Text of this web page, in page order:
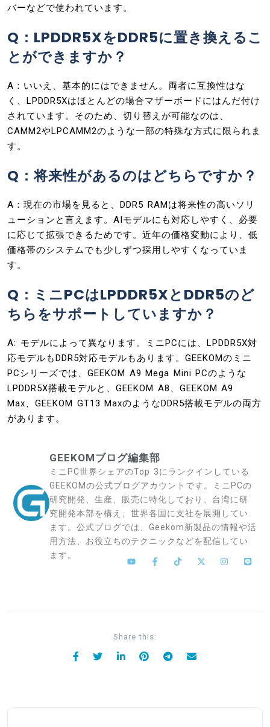
バーなどで使われています。
Q：LPDDR5XをDDR5に置き換えるこ
とができますか？
A：いいえ、基本的にはできません。両者に互換性はな
く、LPDDR5Xはほとんどの場合マザーボードにはんだ付け
されています。そのため、切り替えが可能なのは、
CAMM2やLPCAMM2のような一部の特殊な方式に限られま
す。
Q：将来性があるのはどちらですか？
A：現在の市場を見ると、DDR5 RAMは将来性の高いソリ
ューションと言えます。AIモデルにも対応しやすく、必要
に応じて拡張できるためです。近年の価格変動により、低
価格帯のシステムでも少しずつ採用しやすくなっていま
す。
Q：ミニPCはLPDDR5XとDDR5のど
ちらをサポートしていますか？
A: モデルによって異なります。ミニPCには、LPDDR5X対
応モデルもDDR5対応モデルもあります。GEEKOMのミニ
PCシリーズでは、GEEKOM A9 Mega Mini PCのような
LPDDR5X搭載モデルと、GEEKOM A8、GEEKOM A9
Max、GEEKOM GT13 MaxのようなDDR5搭載モデルの両方
があります。
GEEKOMブログ編集部
ミニPC世界シェアのTop 3にランクインしている
GEEKOMの公式ブログアカウントです。ミニPCの
研究開発、生産、販売に特化しており、台湾に研
究開発本部を構え、世界各国に支社を展開してい
ます。公式ブログでは、Geekom新製品の情報や活
用方法、お役立ちのテクニックなどを配信してい
ます。
Share this: